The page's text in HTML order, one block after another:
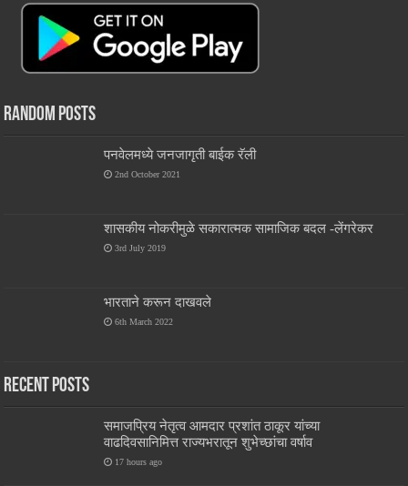
Random Posts
पनवेलमध्ये जनजागृती बाईक रॅली
2nd October 2021
शासकीय नोकरीमुळे सकारात्मक सामाजिक बदल -लेंगरेकर
3rd July 2019
भारताने करून दाखवले
6th March 2022
Recent Posts
समाजप्रिय नेतृत्व आमदार प्रशांत ठाकूर यांच्या
वाढदिवसानिमित्त राज्यभरातून शुभेच्छांचा वर्षाव
17 hours ago